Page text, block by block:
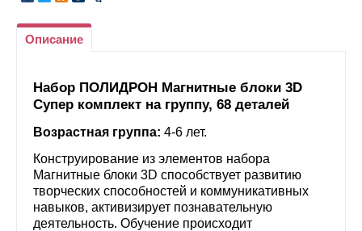
Описание
Набор ПОЛИДРОН Магнитные блоки 3D
Супер комплект на группу, 68 деталей
Возрастная группа: 4-6 лет.
Конструирование из элементов набора
Магнитные блоки 3D способствует развитию
творческих способностей и коммуникативных
навыков, активизирует познавательную
деятельность. Обучение происходит